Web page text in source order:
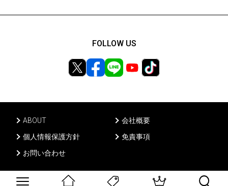
ABOUT
会社概要
個人情報保護方針
免責事項
お問い合わせ
FOLLOW US